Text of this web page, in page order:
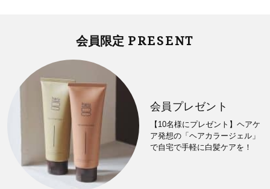
会員限定 PRESENT
会員プレゼント
【10名様にプレゼント】ヘアケ
ア発想の「ヘアカラージェル」
で自宅で手軽に白髪ケアを！